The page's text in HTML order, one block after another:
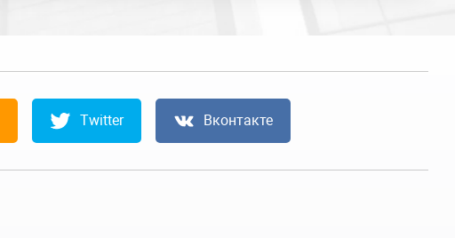
Twitter Вконтакте